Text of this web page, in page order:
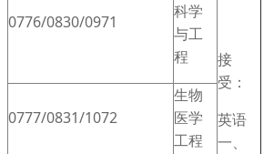
接
受：
英语
一、
0776/0830/0971
科学
与工
程
0777/0831/1072
生物
医学
工程